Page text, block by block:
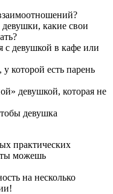
какие свои
с девушкой в кафе или
которой есть парень
девушкой, которая не
девушка
практических
ты можешь
на несколько